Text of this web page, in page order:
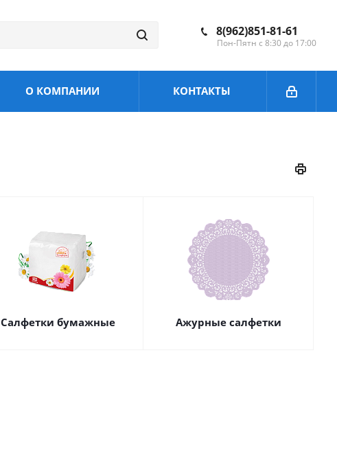
8(962)851-81-61
Пон-Пятн с 8:30 до 17:00
О КОМПАНИИ КОНТАКТЫ
Салфетки бумажные Ажурные салфетки